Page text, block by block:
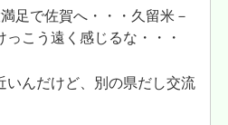
足で佐賀へ・・・久留米－
こう遠く感じるな・・・
いんだけど、別の県だし交流